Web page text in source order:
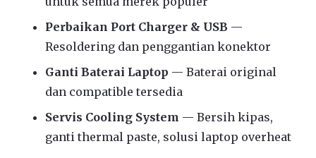
Perbaikan Port Charger & USB —
Resoldering dan penggantian konektor
Ganti Baterai Laptop — Baterai original
dan compatible tersedia
Servis Cooling System — Bersih kipas,
ganti thermal paste, solusi laptop overheat